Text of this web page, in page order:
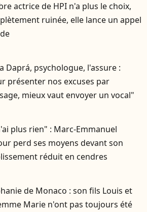
actrice de HPI n'a plus le choix,
ruinée, elle lance un appel
Daprá, psychologue, l'assure :
présenter nos excuses par
mieux vaut envoyer un vocal"
plus rien" : Marc-Emmanuel
perd ses moyens devant son
réduit en cendres
de Monaco : son fils Louis et
Marie n'ont pas toujours été